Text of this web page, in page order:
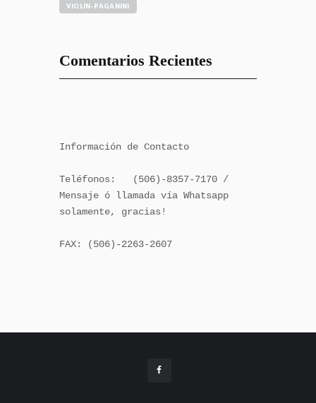
VIOLÍN-PAGANINI
Comentarios Recientes
Información de Contacto
Teléfonos:   (506)-8357-7170 /
Mensaje ó llamada vía Whatsapp
solamente, gracias!
FAX: (506)-2263-2607